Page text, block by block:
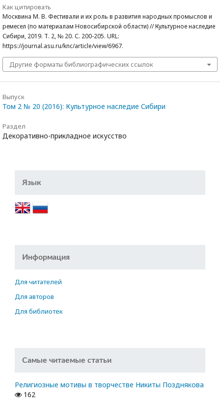
Как цитировать
Москвина М. В. Фестивали и их роль в развития народных промыслов и
ремесел (по материалам Новосибирской области) // Культурное наследие
Сибири, 2019. Т. 2, № 20. С. 200-205. URL:
https://journal.asu.ru/knc/article/view/6967.
Другие форматы библиографических ссылок
Выпуск
Том 2 № 20 (2016): Культурное наследие Сибири
Раздел
Декоративно-прикладное искусство
Язык
Информация
Для читателей
Для авторов
Для библиотек
Самые читаемые статьи
Религиозные мотивы в творчестве Никиты Позднякова
162